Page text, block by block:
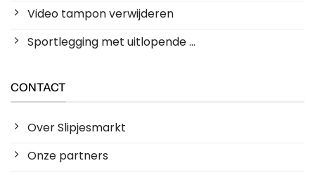
Video tampon verwijderen
Sportlegging met uitlopende ...
CONTACT
Over Slipjesmarkt
Onze partners